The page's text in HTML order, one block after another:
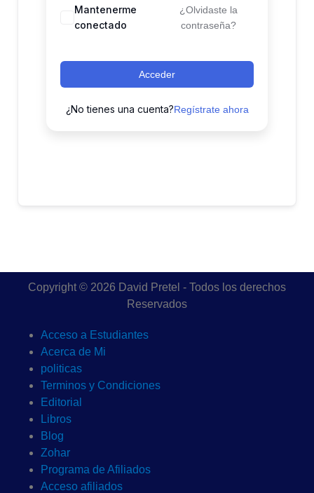
Mantenerme
conectado
¿Olvidaste la
contraseña?
Acceder
¿No tienes una cuenta?Regístrate ahora
Copyright © 2026 David Pretel - Todos los derechos
Reservados
Acceso a Estudiantes
Acerca de Mi
politicas
Terminos y Condiciones
Editorial
Libros
Blog
Zohar
Programa de Afiliados
Acceso afiliados